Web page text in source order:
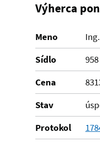
Výherca
Meno
Sídlo
Cena
Stav
Protokol